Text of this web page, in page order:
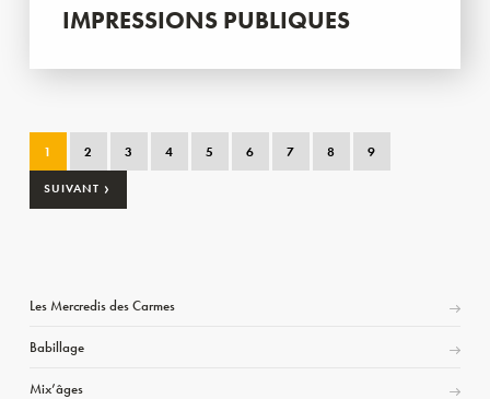
IMPRESSIONS PUBLIQUES
1 2 3 4 5 6 7 8 9
SUIVANT ›
Les Mercredis des Carmes
Babillage
Mix’âges